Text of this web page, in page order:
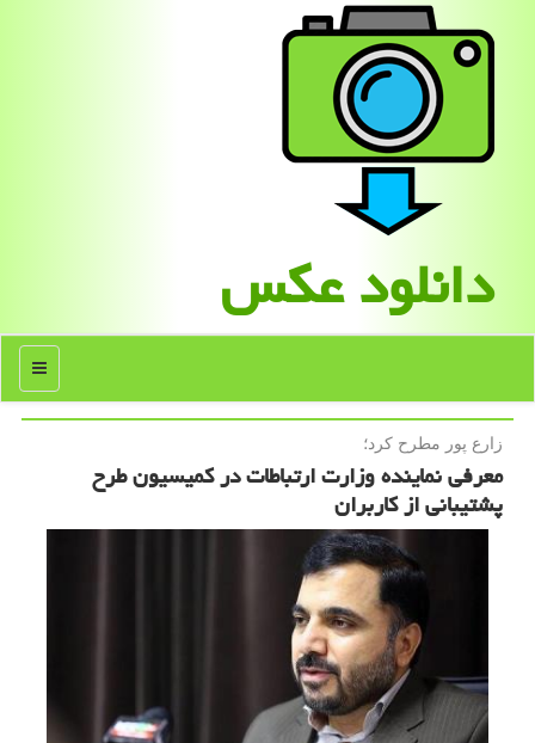
دانلود عكس
منو
زارع پور مطرح كرد؛
معرفی نماینده وزارت ارتباطات در کمیسیون طرح
پشتیبانی از کاربران